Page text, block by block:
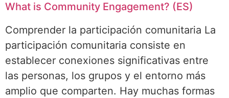
What is Community Engagement? (ES)
Comprender la participación comunitaria La
participación comunitaria consiste en
establecer conexiones significativas entre
las personas, los grupos y el entorno más
amplio que comparten. Hay muchas formas